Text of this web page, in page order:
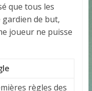
que tous les
gardien de but,
joueur ne puisse
règles des